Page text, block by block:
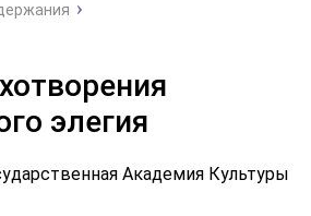
элегия
Академия Культуры